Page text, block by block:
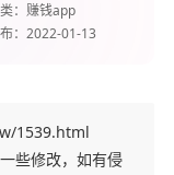
： 赚钱app
： 2022-01-13
1539.html
些修改，如有侵